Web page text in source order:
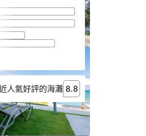
8.8
8.8 附近人氣好評的海灘
人氣好評的海灘